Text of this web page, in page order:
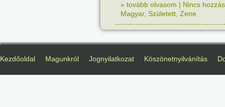
» tovább olvasom | Nincs
Magyar, Született Zene
Kezdőoldal Magunkról Jognyilatkozat Köszönetnyilvánítás